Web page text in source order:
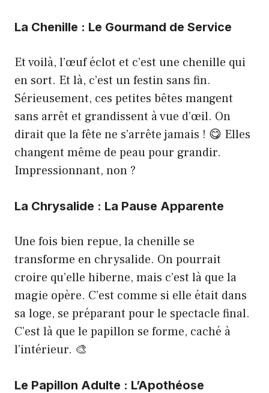
La Chenille : Le Gourmand de Service
Et voilà, l’œuf éclot et c’est une chenille qui
en sort. Et là, c’est un festin sans fin.
Sérieusement, ces petites bêtes mangent
sans arrêt et grandissent à vue d’œil. On
dirait que la fête ne s’arrête jamais ! 😋 Elles
changent même de peau pour grandir.
Impressionnant, non ?
La Chrysalide : La Pause Apparente
Une fois bien repue, la chenille se
transforme en chrysalide. On pourrait
croire qu’elle hiberne, mais c’est là que la
magie opère. C’est comme si elle était dans
sa loge, se préparant pour le spectacle final.
C’est là que le papillon se forme, caché à
l’intérieur. 🎨
Le Papillon Adulte : L’Apothéose